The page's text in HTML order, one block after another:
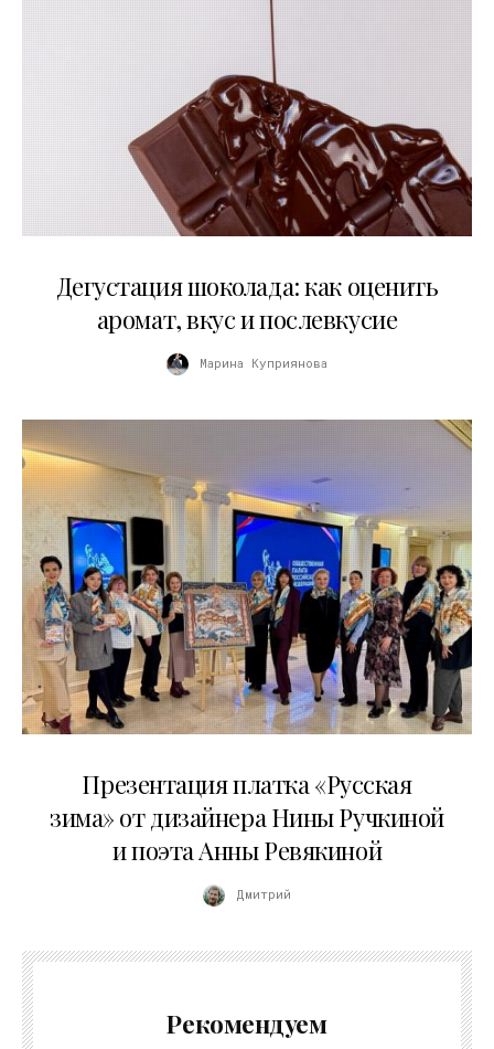
Дегустация шоколада: как оценить
аромат, вкус и послевкусие
Марина Куприянова
Презентация платка «Русская
зима» от дизайнера Нины Ручкиной
и поэта Анны Ревякиной
Дмитрий
Рекомендуем